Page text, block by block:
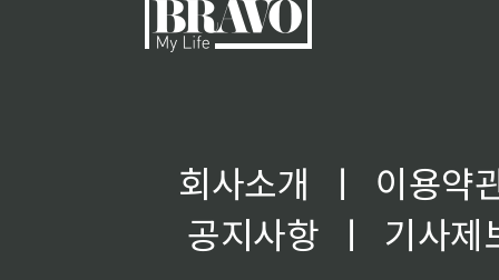
회사소개 ㅣ
이용약
공지사항
ㅣ
기사제